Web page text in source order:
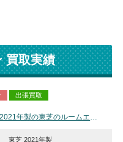
買取実績
出張買取
東芝 2021年製